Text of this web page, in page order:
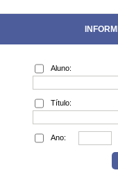
Aluno:
Título:
Ano: